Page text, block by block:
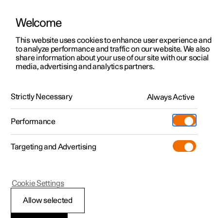
Polestar 2
Polestar 3
Polestar 4
Pre-owned
Shop
Meer
Testrit
Aanbiedingen voor
Testrit
Aanbiedingen voor
Polestar 4 coupé
Ontdek Polestar 4
Testrit
Bekijk onze stockwagens
Aanbiedingen voor
Ontdek Polestar 5
Over pre-owned
Pre-owned aanbiedingen
Aanbiedingen voor particulieren
Aanbiedingen voor
professionelen
Bekijk onze stockwagens
Configureer
Pre-owned
Testrit
Additionals
(Opent in een nieuw venster)
Experiences
Ontmoet ons
Servicepunten
Opladen
Support
HandleidingVideogalerijSoftware-updates
Binnenverlichting
Polestar 2
Interieurverlichting
Welcome
This website uses cookies to enhance user experience and
to analyze performance and traffic on our website. We also
share information about your use of our site with our social
media, advertising and analytics partners.
Strictly Necessary Always Active
Performance
Targeting and Advertising
Allow selected
Cookie Settings